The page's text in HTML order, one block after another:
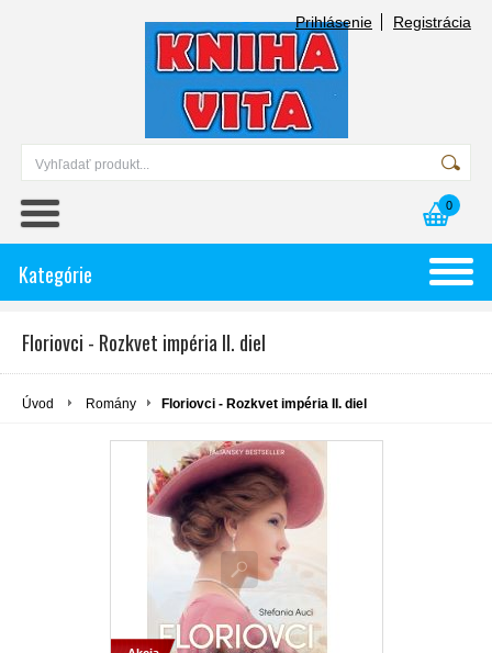
Prihlásenie Registrácia
0
Kategórie
Floriovci - Rozkvet impéria II. diel
Úvod Romány Floriovci - Rozkvet impéria II. diel